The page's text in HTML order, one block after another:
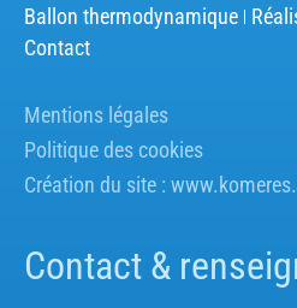
Ballon thermodynamique
Contact
Mentions légales
Politique des cookies
Création du site :
Contact &